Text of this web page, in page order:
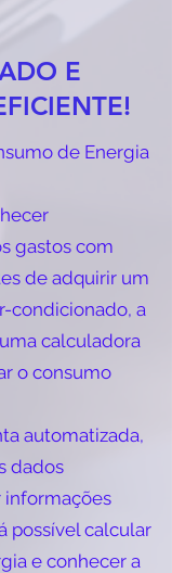
E
de Energia
gastos com
de adquirir um
condicionado, a
calculadora
o consumo
automatizada,
dados
informações
possível calcular
e conhecer a